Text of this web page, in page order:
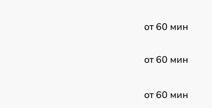
от 60 мин
от 60 мин
от 60 мин